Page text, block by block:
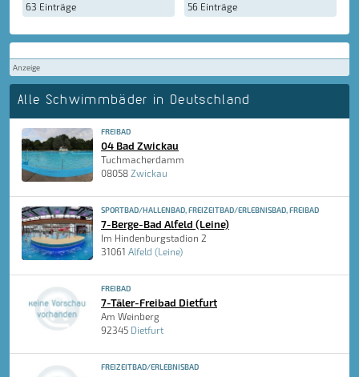
63 Einträge 56 Einträge
Anzeige
Alle Schwimmbäder in Deutschland
FREIBAD
04 Bad Zwickau
Tuchmacherdamm
08058 Zwickau
SPORTBAD/HALLENBAD, FREIZEITBAD/ERLEBNISBAD, FREIBAD
7-Berge-Bad Alfeld (Leine)
Im Hindenburgstadion 2
31061 Alfeld (Leine)
FREIBAD
7-Täler-Freibad Dietfurt
Am Weinberg
92345 Dietfurt
FREIZEITBAD/ERLEBNISBAD